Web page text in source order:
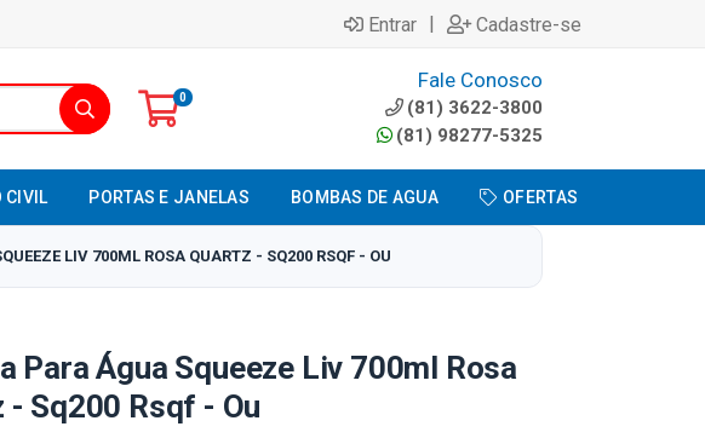
Entrar | Cadastre-se
0
Fale Conosco
(81) 3622-3800
(81) 98277-5325
CIVIL PORTAS E JANELAS BOMBAS DE AGUA OFERTAS
LIV 700ML ROSA QUARTZ - SQ200 RSQF - OU
Para Água Squeeze Liv 700ml Rosa
- Sq200 Rsqf - Ou